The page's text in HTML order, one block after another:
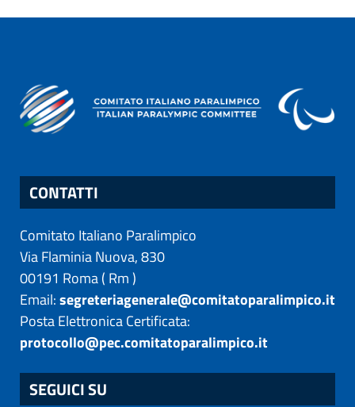
CONTATTI
Comitato Italiano Paralimpico
Via Flaminia Nuova, 830
00191 Roma( Rm)
Email:segreteriagenerale@comitatoparalimpico.it
Posta Elettronica Certificata:
protocollo@pec.comitatoparalimpico.it
SEGUICI SU